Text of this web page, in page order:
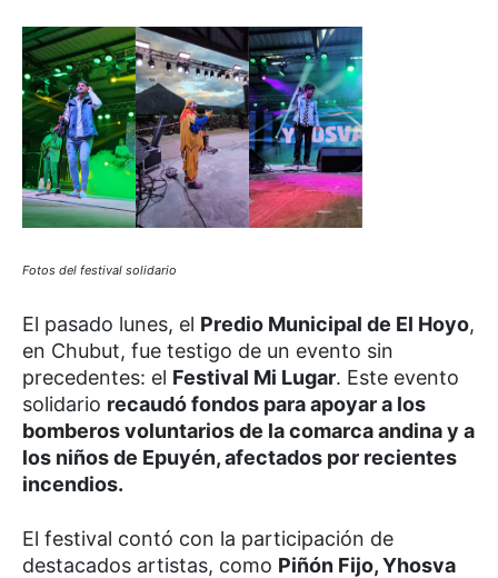
Fotos del festival solidario
El pasado lunes, el Predio Municipal de El Hoyo,
en Chubut, fue testigo de un evento sin
precedentes: el Festival Mi Lugar. Este evento
solidario recaudó fondos para apoyar a los
bomberos voluntarios de la comarca andina y a
los niños de Epuyén, afectados por recientes
incendios.
El festival contó con la participación de
destacados artistas, como Piñón Fijo, Yhosva